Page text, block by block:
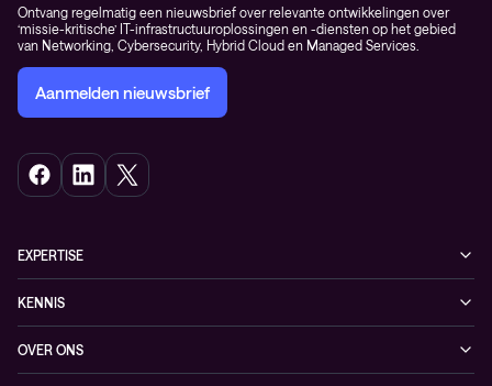
Ontvang regelmatig een nieuwsbrief over relevante ontwikkelingen over
‘missie-kritische’ IT-infrastructuuroplossingen en -diensten op het gebied
van Networking, Cybersecurity, Hybrid Cloud en Managed Services.
Aanmelden nieuwsbrief
EXPERTISE
Networking
Observability
KENNIS
Events
OVER ONS